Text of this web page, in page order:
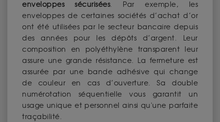
enveloppes sécurisées. Par exemple, les
enveloppes de certaines sociétés d’achat d’or
ont été utilisées par le secteur bancaire depuis
des années pour les dépôts d’argent. Leur
composition en polyéthylène transparent leur
assure une grande résistance. La fermeture est
assurée par une bande adhésive qui change
de couleur en cas d’ouverture. Sa double
numérotation séquentielle vous garantit un
usage unique et personnel ainsi qu'une parfaite
traçabilité.